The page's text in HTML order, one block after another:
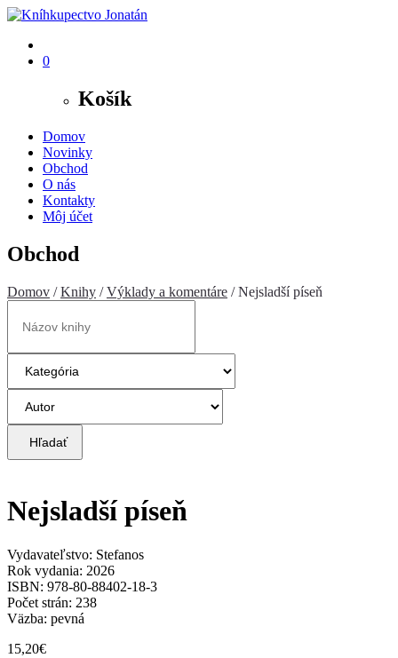
0
Košík
Domov
Novinky
Obchod
O nás
Kontakty
Môj účet
Obchod
Domov /Knihy /Výklady a komentáre / Nejsladší píseň
Hľadať
Nejsladší píseň
Vydavateľstvo: Stefanos
Rok vydania: 2026
ISBN: 978-80-88402-18-3
Počet strán: 238
Väzba: pevná
15,20€